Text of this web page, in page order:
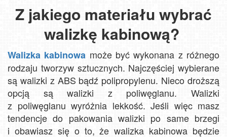
Z jakiego materiału wybrać
walizkę kabinową?
Walizka kabinowa może być wykonana z różnego
rodzaju tworzyw sztucznych. Najczęściej wybierane
są walizki z ABS bądź polipropylenu. Nieco droższą
opcją są walizki z poliwęglanu. Walizki
z poliwęglanu wyróżnia lekkość. Jeśli więc masz
tendencje do pakowania walizki po same brzegi
i obawiasz się o to, że walizka kabinowa będzie